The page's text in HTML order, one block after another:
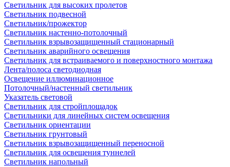
Светильник для высоких пролетов
Светильник подвесной
Светильник/прожектор
Светильник настенно-потолочный
Светильник взрывозащищенный стационарный
Светильник аварийного освещения
Светильник для встраиваемого и поверхностного монтажа
Лента/полоса светодиодная
Освещение иллюминационное
Потолочный/настенный светильник
Указатель световой
Светильник для стройплощадок
Светильники для линейных систем освещения
Светильник ориентации
Светильник грунтовый
Светильник взрывозащищенный переносной
Светильник для освещения туннелей
Светильник напольный